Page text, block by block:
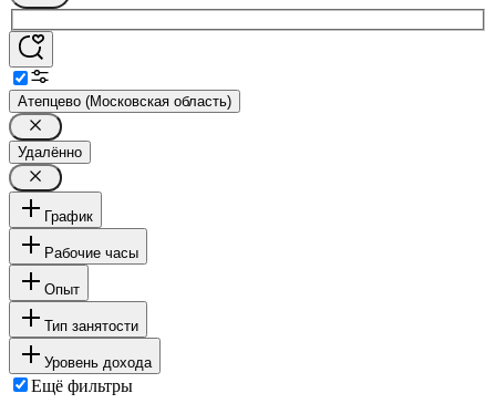
Атепцево (Московская область)
Удалённо
График
Рабочие часы
Опыт
Тип занятости
Уровень дохода
Ещё фильтры